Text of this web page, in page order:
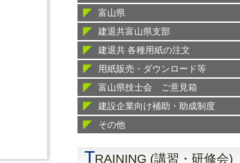
富山県
建退共富山県支部
建退共 各種用紙の注文
用紙販売・ダウンロード等
富山県技士会 ご意見箱
建設企業向け補助・助成制度
その他
TRAINING (講習・研修会)